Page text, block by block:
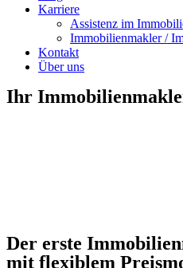
Karriere
Assistenz im
Immobilienmakler /
Kontakt
Über uns
Ihr
Der erste
mit flexiblem